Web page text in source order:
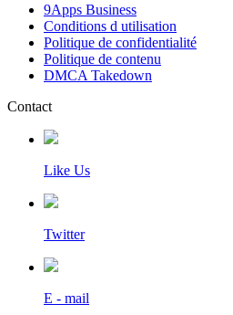
9Apps Business
Conditions d utilisation
Politique de confidentialité
Politique de contenu
DMCA Takedown
Contact
Like Us
Twitter
E - mail